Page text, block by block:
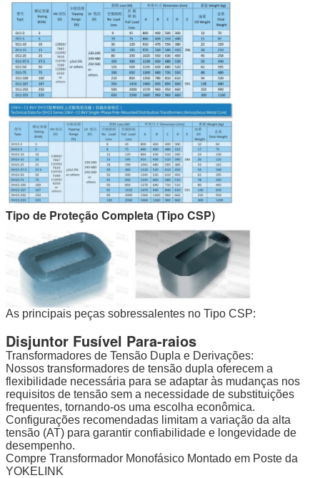
Tipo de Proteção Completa (Tipo CSP)
As principais peças sobressalentes no Tipo CSP:
Disjuntor Fusível Para-raios
Transformadores de Tensão Dupla e Derivações:
Nossos transformadores de tensão dupla oferecem a
flexibilidade necessária para se adaptar às mudanças nos
requisitos de tensão sem a necessidade de substituições
frequentes, tornando-os uma escolha econômica.
Configurações recomendadas limitam a variação da alta
tensão (AT) para garantir confiabilidade e longevidade de
desempenho.
Compre Transformador Monofásico Montado em Poste da
YOKELINK